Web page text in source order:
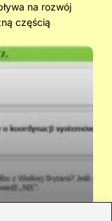
na rozwój
częścią